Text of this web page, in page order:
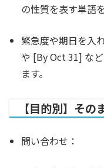
の性質を表す単語
緊急度や期日を入
や [By Oct 31] な
ます。
【目的別】そ
問い合わせ：